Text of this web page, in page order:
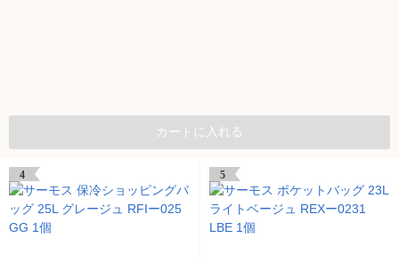
カートに入れる
4 5